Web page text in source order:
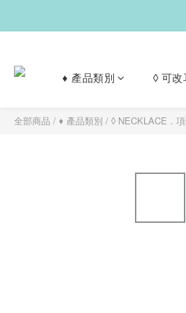
♦︎ 產品類別 ◊ 可
全部商品 / ♦︎ 產品類別 / ◊ NECKLACE．